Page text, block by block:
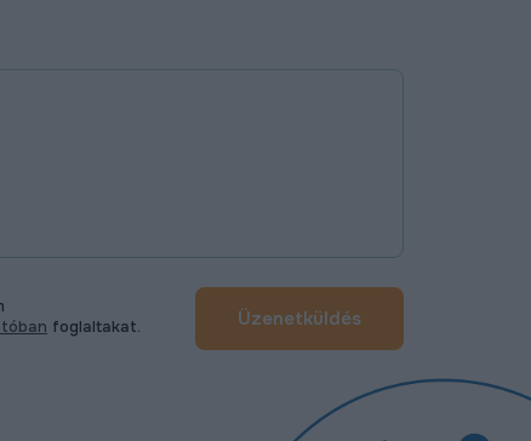
foglaltakat. Üzenetküldés